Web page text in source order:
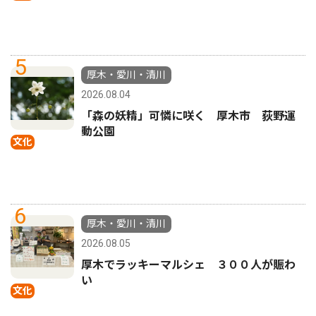
5
文化
厚木・愛川・清川
2026.08.04
「森の妖精」可憐に咲く 厚木市 荻野運
動公園
6
文化
厚木・愛川・清川
2026.08.05
厚木でラッキーマルシェ ３００人が賑わ
い